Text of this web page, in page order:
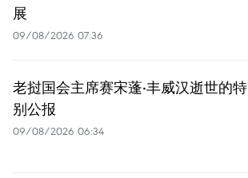
展
09/08/2026 07:36
老挝国会主席赛宋蓬·丰威汉逝世的特
别公报
09/08/2026 06:34